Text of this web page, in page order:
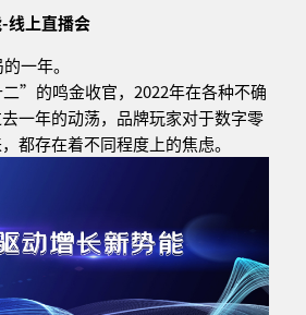
线上直播会
一年。
”的鸣金收官，2022年在各种不确
一年的动荡，品牌玩家对于数字零
都存在着不同程度上的焦虑。